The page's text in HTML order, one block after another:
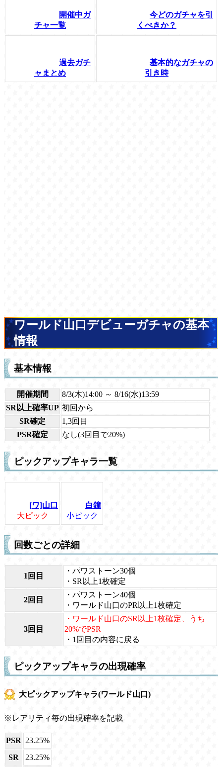
開催中ガ
チャ一覧
今どのガチャを引
くべきか？
過去ガチ
ャまとめ
基本的なガチャの
引き時
ワールド山口デビューガチャの基本
情報
基本情報
開催期間
8/3(木)14:00 ～ 8/16(水)13:59
SR以上確率UP 初回から
SR確定
1,3回目
PSR確定
なし(3回目で20%)
ピックアップキャラ一覧
[ワ]山口
大ピック
白鐘
小ピック
回数ごとの詳細
1回目
・パワストーン30個
・SR以上1枚確定
2回目
・パワストーン40個
・ワールド山口のPR以上1枚確定
3回目
・ワールド山口のSR以上1枚確定、うち
20%でPSR
・1回目の内容に戻る
ピックアップキャラの出現確率
大ピックアップキャラ(ワールド山口)
※レアリティ毎の出現確率を記載
PSR 23.25%
SR
23.25%